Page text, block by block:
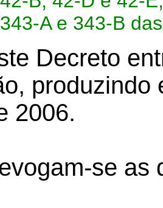
343-A e 343-B
Decreto
produzindo
2006.
se as